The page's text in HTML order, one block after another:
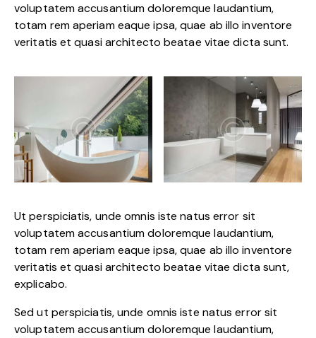
voluptatem accusantium doloremque laudantium,
totam rem aperiam eaque ipsa, quae ab illo inventore
veritatis et quasi architecto beatae vitae dicta sunt.
Ut perspiciatis, unde omnis iste natus error sit
voluptatem accusantium doloremque laudantium,
totam rem aperiam eaque ipsa, quae ab illo inventore
veritatis et quasi architecto beatae vitae dicta sunt,
explicabo.
Sed ut perspiciatis, unde omnis iste natus error sit
voluptatem accusantium doloremque laudantium,